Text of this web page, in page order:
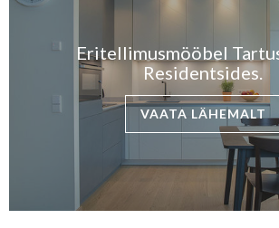
Eritellimusmööbel
Residentsides.
VAATA LÄHEMALT